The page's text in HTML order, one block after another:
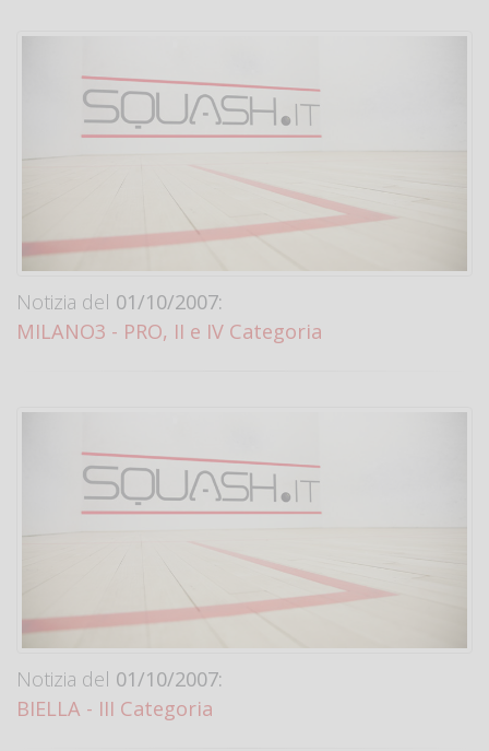
Notizia del 01/10/2007:
MILANO3 - PRO, II e IV Categoria
Notizia del 01/10/2007:
BIELLA - III Categoria